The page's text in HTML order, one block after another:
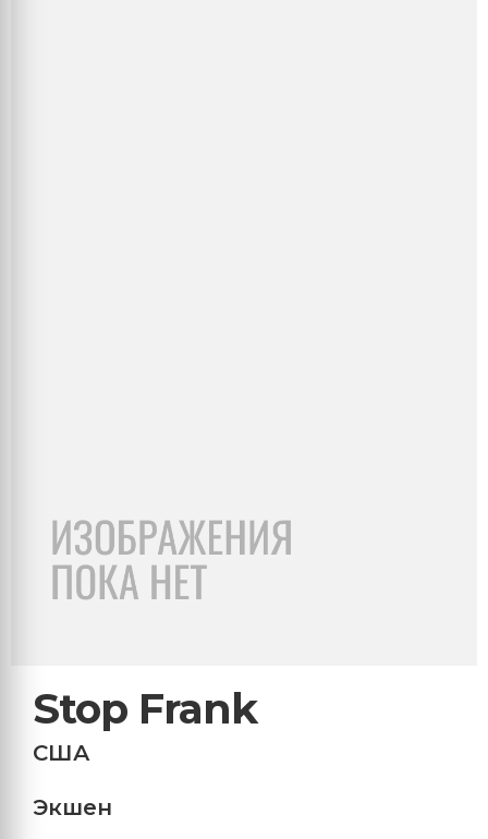
Stop Frank
США
Экшен